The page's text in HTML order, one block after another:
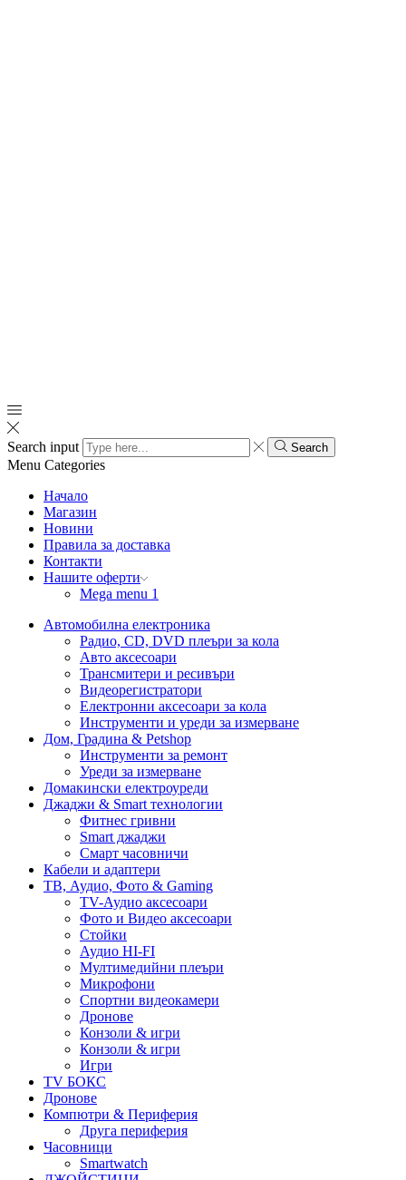
Search input Search
Menu Categories
Начало
Магазин
Новини
Правила за доставка
Контакти
Нашите оферти
Mega menu 1
Автомобилна електроника
Радио, CD, DVD плеъри за кола
Авто аксесоари
Трансмитери и ресивъри
Видеорегистратори
Електронни аксесоари за кола
Инструменти и уреди за измерване
Дом, Градина & Petshop
Инструменти за ремонт
Уреди за измерване
Домакински електроуреди
Джаджи & Smart технологии
Фитнес гривни
Smart джаджи
Смарт часовничи
Кабели и адаптери
ТВ, Аудио, Фото & Gaming
TV-Аудио аксесоари
Фото и Видео аксесоари
Стойки
Аудио HI-FI
Мултимедийни плеъри
Микрофони
Спортни видеокамери
Дронове
Конзоли & игри
Конзоли & игри
Игри
TV БОКС
Дронове
Компютри & Периферия
Друга периферия
Часовници
Smartwatch